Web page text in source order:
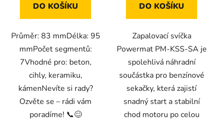
DO KOŠÍKU
Průměr: 83 mmDélka: 95
mmPočet segmentů:
7Vhodné pro: beton,
cihly, keramiku,
kámenNevíte si rady?
Ozvěte se – rádi vám
poradíme! 📞😊
DO KOŠÍKU
Zapalovací svíčka
Powermat PM-KSS-SA je
spolehlivá náhradní
součástka pro benzínové
sekačky, která zajistí
snadný start a stabilní
chod motoru po celou